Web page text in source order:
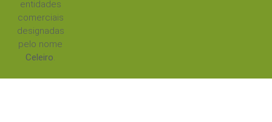
entidades
comerciais
designadas
pelo nome
Celeiro.